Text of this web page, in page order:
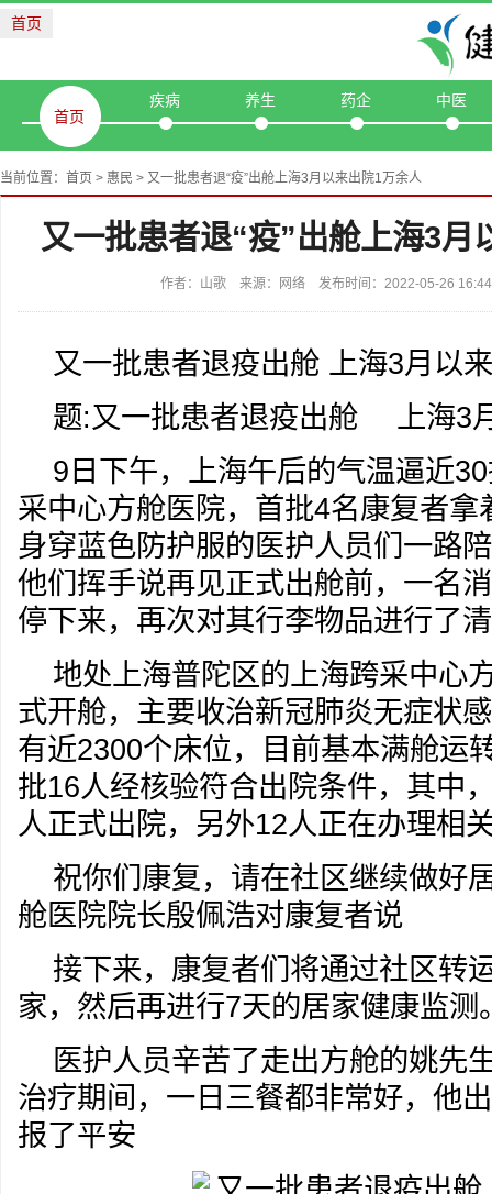
首页
首页
疾病 养生 药企 中医
当前位置： 首页 > 惠民 > 又一批患者退“疫”出舱上海3月以来出院1万余人
又一批患者退“疫”出舱上海3月
作者：山歌 来源：网络 发布时间：2022-05-26
又一批患者退疫出舱 上海3月以
题:又一批患者退疫出舱 上海3
9日下午，上海午后的气温逼近
采中心方舱医院，首批4名康复者拿
身穿蓝色防护服的医护人员们一路
他们挥手说再见正式出舱前，一名
停下来，再次对其行李物品进行了
地处上海普陀区的上海跨采中心
式开舱，主要收治新冠肺炎无症状
有近2300个床位，目前基本满舱运
批16人经核验符合出院条件，其中
人正式出院，另外12人正在办理相
祝你们康复，请在社区继续做好
舱医院院长殷佩浩对康复者说
接下来，康复者们将通过社区转
家，然后再进行7天的居家健康监测
医护人员辛苦了走出方舱的姚先
治疗期间，一日三餐都非常好，他
报了平安